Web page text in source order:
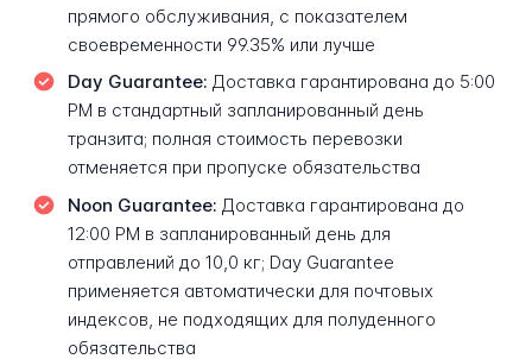
прямого обслуживания, с показателем
своевременности 99.35% или лучше
Day Guarantee: Доставка гарантирована до 5:00
PM в стандартный запланированный день
транзита; полная стоимость перевозки
отменяется при пропуске обязательства
Noon Guarantee: Доставка гарантирована до
12:00 PM в запланированный день для
отправлений до 10,0 кг; Day Guarantee
применяется автоматически для почтовых
индексов, не подходящих для полуденного
обязательства